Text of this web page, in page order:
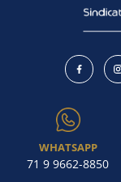
WHATSAPP
71 9 9662-8850